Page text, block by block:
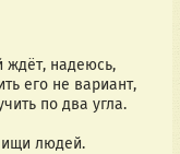
ждёт, надеюсь,
его не вариант,
по два угла.
ищи людей.